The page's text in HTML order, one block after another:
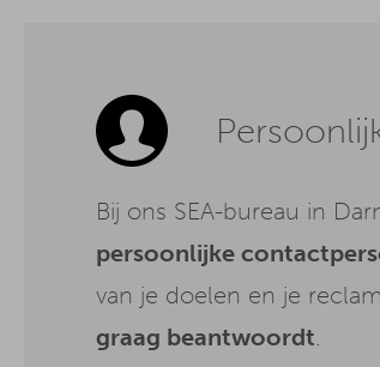
Bij ons SEA-bureau in
persoonlijke
van je doelen en je
graag beantwoordt